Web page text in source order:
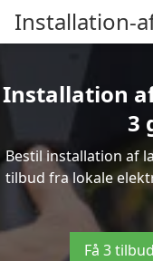
Installation-
Installation
3
Bestil installation af
tilbud fra lokale
Få 3